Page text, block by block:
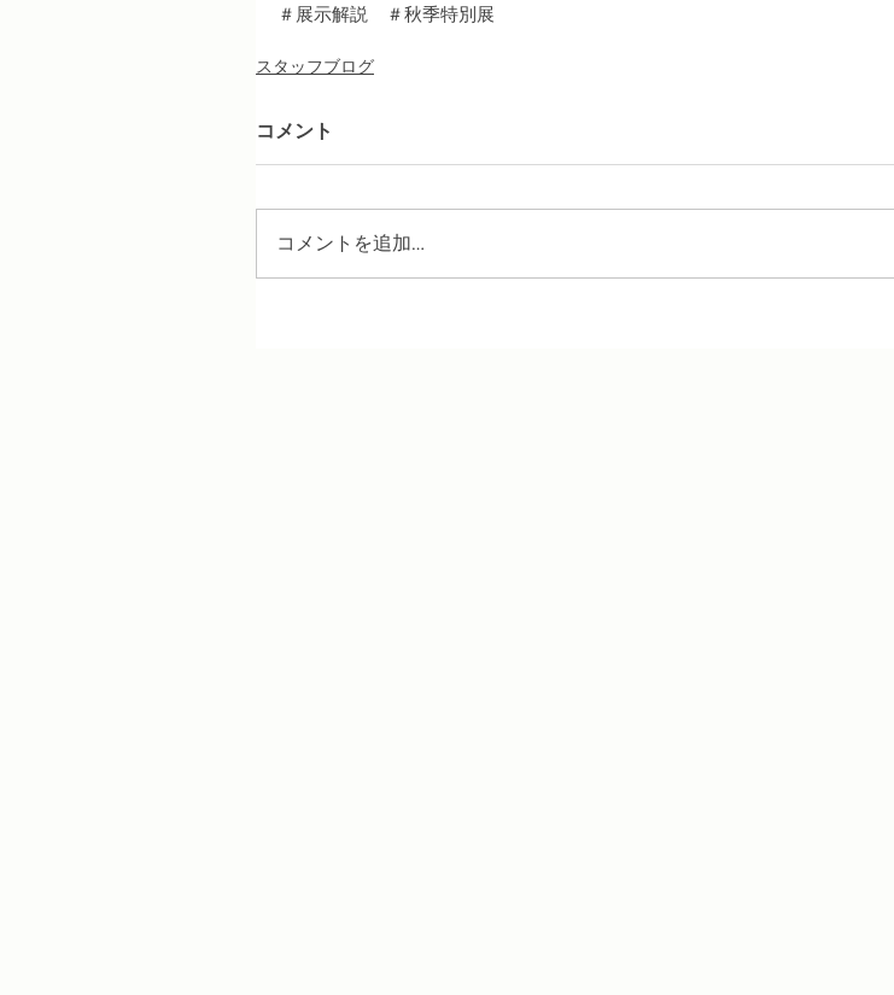
＃展示解説　＃秋季特別展
スタッフブログ
コメント
コメントを追加…